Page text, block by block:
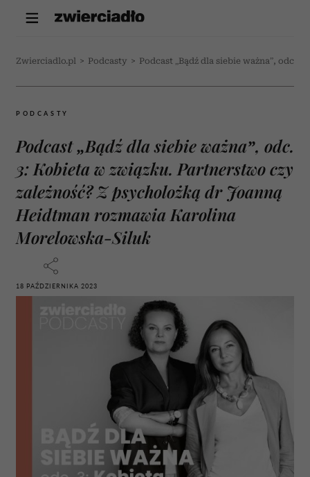
Zwierciadlo.pl > Podcasty > Podcast „Bądź dla siebie ważna”, odc.
PODCASTY
Podcast „Bądź dla siebie ważna”, odc.
3: Kobieta w związku. Partnerstwo czy
zależność? Z psycholożką dr Joanną
Heidtman rozmawia Karolina
Morelowska-Siluk
18 PAŹDZIERNIKA 2023